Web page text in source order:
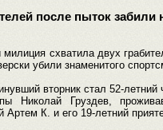
после пыток
милиция схватила двух
убили знаменитого
вторник стал 52-
Николай Груздев,
Артем К. и его 19-летний